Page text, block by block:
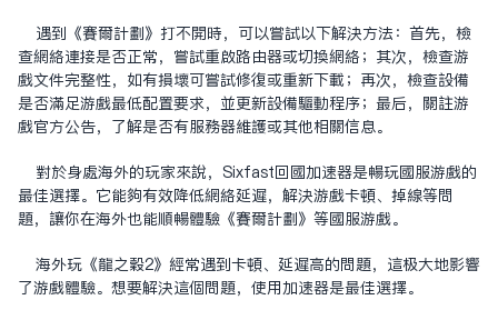
遇到《赛尔计划》打不开时，可以尝试以下解决方法：首先，检
查网络连接是否正常，尝试重启路由器或切换网络；其次，检查游
戏文件完整性，如有损坏可尝试修复或重新下载；再次，检查设备
是否满足游戏最低配置要求，并更新设备驱动程序；最后，关注游
戏官方公告，了解是否有服务器维护或其他相关信息。
对于身处海外的玩家来说，Sixfast回国加速器是畅玩国服游戏的
最佳选择。它能够有效降低网络延迟，解决游戏卡顿、掉线等问
题，让你在海外也能顺畅体验《赛尔计划》等国服游戏。
海外玩《龙之谷2》经常遇到卡顿、延迟高的问题，这极大地影响
了游戏体验。想要解决这个问题，使用加速器是最佳选择。